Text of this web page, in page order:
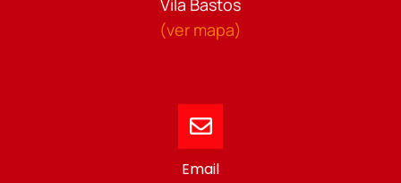
Vila Bastos
(ver mapa)
Email